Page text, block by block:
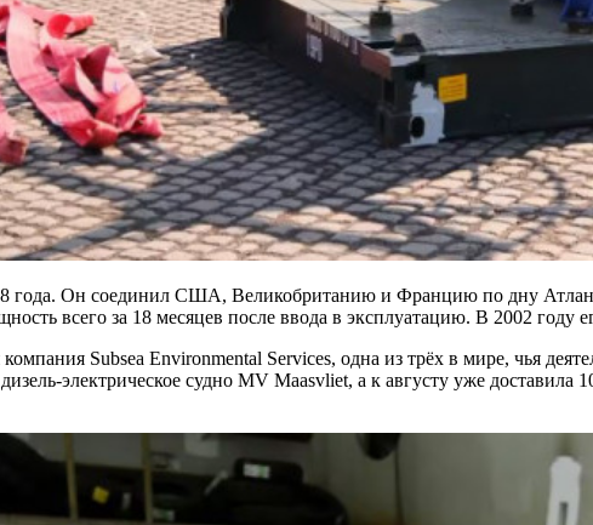
года. Он соединил США, Великобританию и Францию по дну
всего за 18 месяцев после ввода в эксплуатацию. В 2002 году
Subsea Environmental Services, одна из трёх в мире, чья
электрическое судно MV Maasvliet, а к августу уже